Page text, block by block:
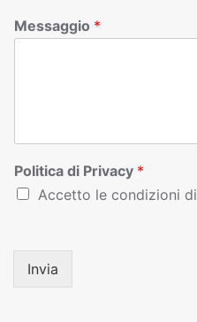
Messaggio *
Politica di Privacy *
Accetto le condizioni di
Invia